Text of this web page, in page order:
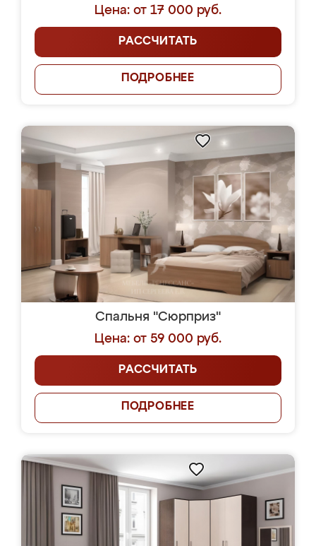
Цена: от 17 000 руб.
РАССЧИТАТЬ
ПОДРОБНЕЕ
Спальня "Сюрприз"
Цена: от 59 000 руб.
РАССЧИТАТЬ
ПОДРОБНЕЕ